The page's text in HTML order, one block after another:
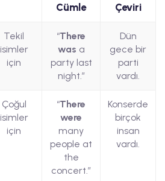
Cümle
Çeviri
Tekil
isimler
için
“There
was a
party last
night.”
Dün
gece bir
parti
vardı.
Çoğul
isimler
için
“There
were
many
people at
the
concert.”
Konserde
birçok
insan
vardı.